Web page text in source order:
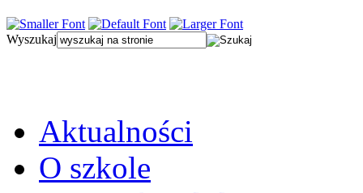
Wyszukaj
Aktualności
O szkole